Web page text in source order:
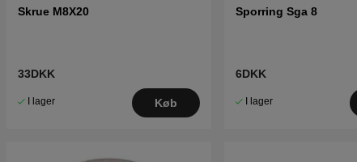
Skrue M8X20
33DKK
I lager Køb
Sporring Sga 8
6DKK
I lager